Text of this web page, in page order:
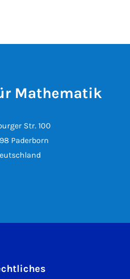
Mathematik
Str. 100
Paderborn